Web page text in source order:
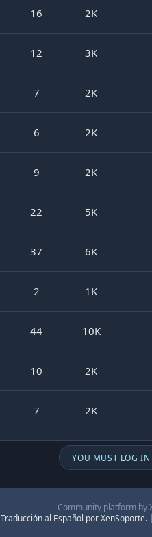
16 2K
12 3K
7 2K
6 2K
9 2K
22 5K
37 6K
2 1K
44 10K
10 2K
7 2K
YOU MUST LOG IN
Community platform by
Traducción al Español por XenSoporte. |